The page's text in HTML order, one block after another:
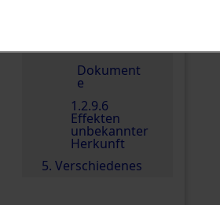
Dokument
e
1.2.9.6
Effekten
unbekannter
Herkunft
5. Verschiedenes